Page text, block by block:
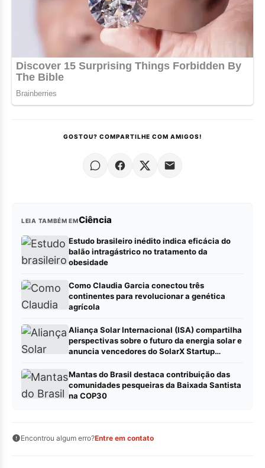
GOSTOU? COMPARTILHE COM AMIGOS!
LEIA TAMBÉM EMCiência
Estudo brasileiro inédito indica eficácia do
balão intragástrico no tratamento da
obesidade
Como Claudia Garcia conectou três
continentes para revolucionar a genética
agrícola
Aliança Solar Internacional (ISA) compartilha
perspectivas sobre o futuro da energia solar e
anuncia vencedores do SolarX Startup
Mantas do Brasil destaca contribuição das
comunidades pesqueiras da Baixada Santista
na COP30
Encontrou algum erro?Entre em contato